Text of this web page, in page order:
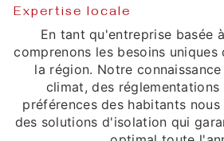
Expertise locale
En tant qu'entreprise basée
comprenons les besoins
la région. Notre
climat, des
préférences des habitants
des solutions d'isolation qui